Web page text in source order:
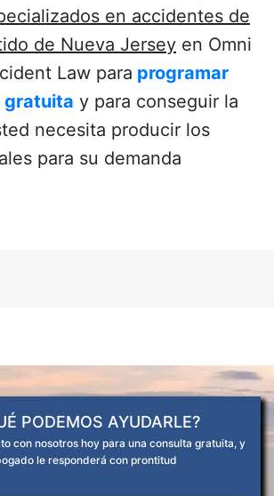
en accidentes de
de Nueva Jersey en Omni
Law para programar
gratuita y para conseguir la
necesita producir los
para su demanda
PODEMOS AYUDARLE?
con nosotros hoy para una consulta gratuita, y
le responderá con prontitud